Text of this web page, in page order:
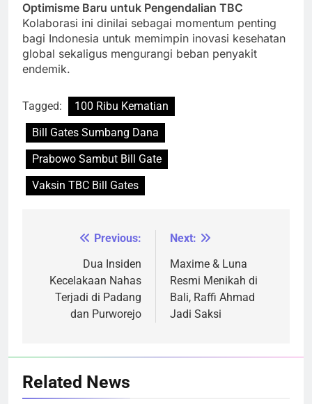
Optimisme Baru untuk Pengendalian TBC
Kolaborasi ini dinilai sebagai momentum penting
bagi Indonesia untuk memimpin inovasi kesehatan
global sekaligus mengurangi beban penyakit
endemik.
Tagged:
100 Ribu Kematian
Bill Gates Sumbang Dana
Prabowo Sambut Bill Gate
Vaksin TBC Bill Gates
NavigasiPrevious:
Dua Insiden
Kecelakaan Nahas
Terjadi di Padang
dan Purworejo
Next:
Maxime & Luna
Resmi Menikah di
Bali, Raffi Ahmad
Jadi Saksi
Related News